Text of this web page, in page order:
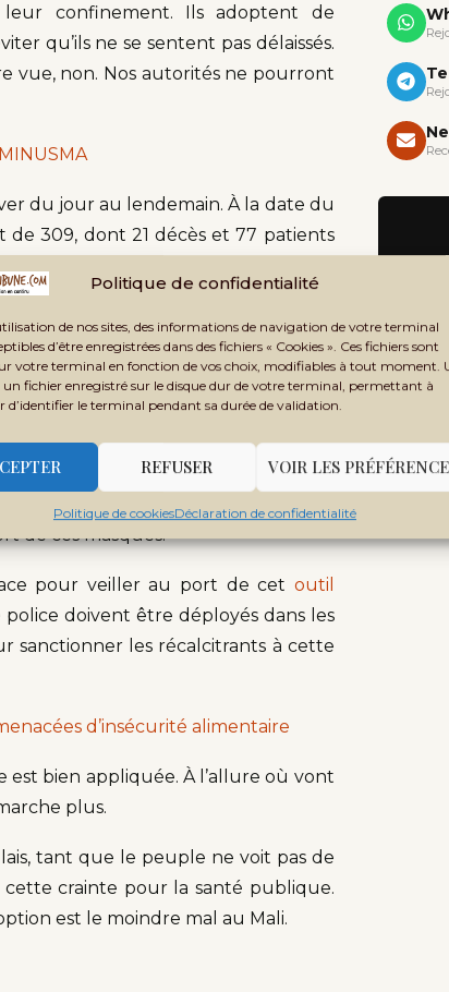
Politique de confidentialité
de nos sites, des informations de navigation de votre terminal
d’être enregistrées dans des fichiers « Cookies ». Ces fichiers sont
votre terminal en fonction de vos choix, modifiables à tout moment.
un fichier enregistré sur le disque dur de votre terminal, permettant à
d’identifier le terminal pendant sa durée de validation.
REFUSER VOIR LES
Politique de cookiesDéclaration de confidentialité
leur confinement. Ils adoptent de
qu’ils ne se sentent pas délaissés.
vue, non. Nos autorités ne pourront
du jour au lendemain. À la date du
309, dont 21 décès et 77 patients
dans la sous-région.
options. Si on ne peut pas confiner
au port du masque ? Surtout que le
l’initiative «
et en les distribuant à toute la
de ces masques.
pour veiller au port de cet outil
doivent être déployés dans les
sanctionner les récalcitrants à cette
d’insécurité alimentaire
est bien appliquée. À l’allure où vont
plus.
tant que le peuple ne voit pas de
cette crainte pour la santé publique.
est le moindre mal au Mali.